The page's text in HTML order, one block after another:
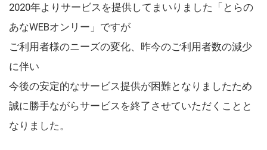
2020年よりサービスを提供してまいりました「とらの
あなWEBオンリー」ですが
ご利用者様のニーズの変化、昨今のご利用者数の減少
に伴い
今後の安定的なサービス提供が困難となりましたため
誠に勝手ながらサービスを終了させていただくことと
なりました。